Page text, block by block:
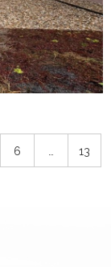
6 … 13